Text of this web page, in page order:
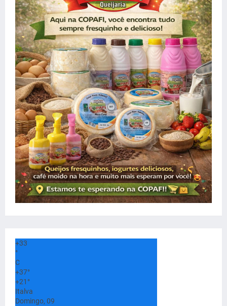
+33
°
C
+37°
+21°
Italva
Domingo, 09